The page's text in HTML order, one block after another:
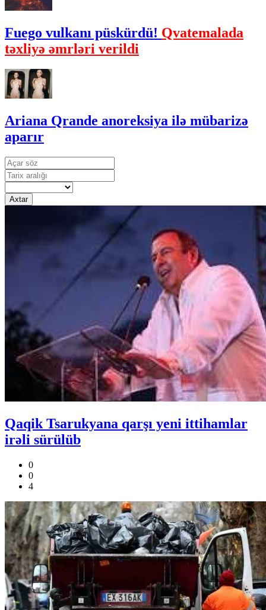
Fuego vulkanı püskürdü! Qvatemalada
təxliyə əmrləri verildi
Ariana Qrande anoreksiya ilə mübarizə
aparır
Axtar
Qaqik Tsarukyana qarşı yeni ittihamlar
irəli sürülüb
0
0
4